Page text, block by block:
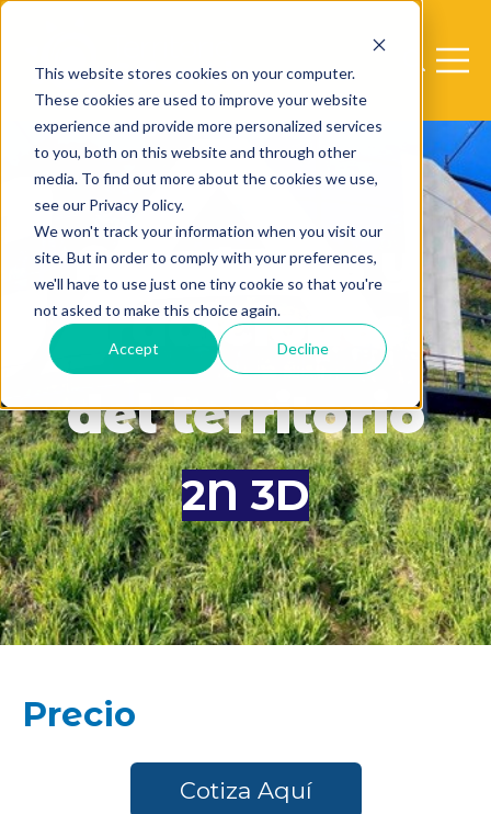
This website stores cookies on your computer.
These cookies are used to improve your website
experience and provide more personalized services
to you, both on this website and through other
media. To find out more about the cookies we use,
see our Privacy Policy.
We won't track your information when you visit our
site. But in order to comply with your preferences,
we'll have to use just one tiny cookie so that you're
not asked to make this choice again.
Accept Decline
Open
Open
Aventuras y
tradiciones
del territorio
2N 3D
Precio
Cotiza Aquí